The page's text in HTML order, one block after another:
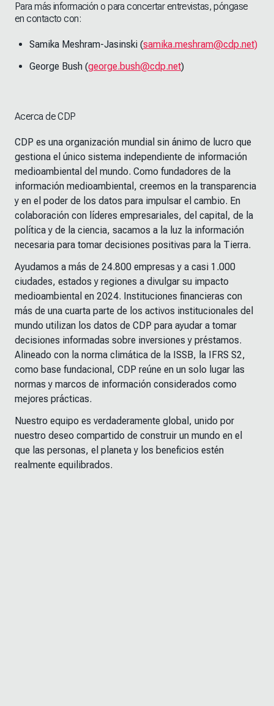
Para más información o para concertar entrevistas, póngase
en contacto con:
Samika Meshram-Jasinski (samika.meshram@cdp.net)
George Bush (george.bush@cdp.net)
Acerca de CDP
CDP es una organización mundial sin ánimo de lucro que
gestiona el único sistema independiente de información
medioambiental del mundo. Como fundadores de la
información medioambiental, creemos en la transparencia
y en el poder de los datos para impulsar el cambio. En
colaboración con líderes empresariales, del capital, de la
política y de la ciencia, sacamos a la luz la información
necesaria para tomar decisiones positivas para la Tierra.
Ayudamos a más de 24.800 empresas y a casi 1.000
ciudades, estados y regiones a divulgar su impacto
medioambiental en 2024. Instituciones financieras con
más de una cuarta parte de los activos institucionales del
mundo utilizan los datos de CDP para ayudar a tomar
decisiones informadas sobre inversiones y préstamos.
Alineado con la norma climática de la ISSB, la IFRS S2,
como base fundacional, CDP reúne en un solo lugar las
normas y marcos de información considerados como
mejores prácticas.
Nuestro equipo es verdaderamente global, unido por
nuestro deseo compartido de construir un mundo en el
que las personas, el planeta y los beneficios estén
realmente equilibrados.